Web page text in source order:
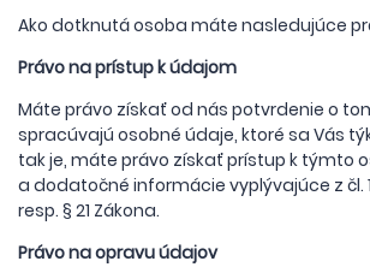
Ako dotknutá osoba máte nasledujúce
Právo na prístup k údajom
Máte právo získať od nás potvrdenie o
spracúvajú osobné údaje, ktoré sa Vás
tak je, máte právo získať prístup k týmto
a dodatočné informácie vyplývajúce z čl.
resp. § 21 Zákona.
Právo na opravu údajov